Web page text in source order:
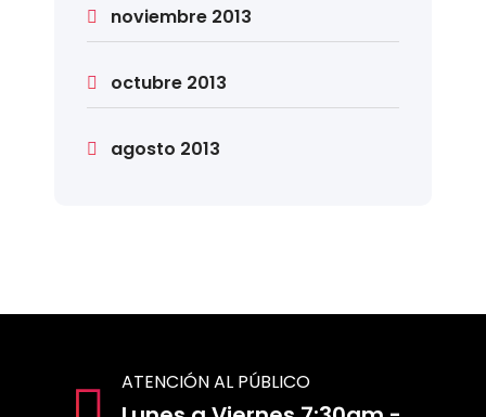
noviembre 2013
octubre 2013
agosto 2013
ATENCIÓN AL PÚBLICO